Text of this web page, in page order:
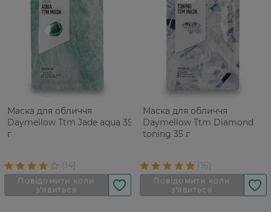
Маска для обличчя
Daymellow Ttm Jade aqua 35
г
Маска для обличчя
Daymellow Ttm Diamond
toning 35 г